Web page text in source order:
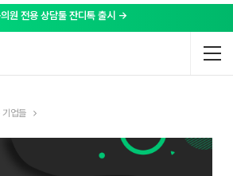
원 전용 상담툴 잔디톡 출시 →
기업들